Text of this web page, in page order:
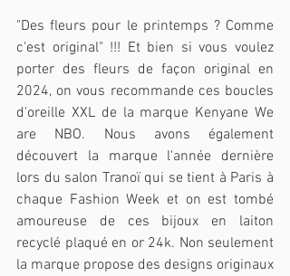
"Des fleurs pour le printemps ? Comme
c'est original" !!! Et bien si vous voulez
porter des fleurs de façon original en
2024, on vous recommande ces boucles
d'oreille XXL de la marque Kenyane We
are NBO. Nous avons également
découvert la marque l'année dernière
lors du salon Tranoï qui se tient à Paris à
chaque Fashion Week et on est tombé
amoureuse de ces bijoux en laiton
recyclé plaqué en or 24k. Non seulement
la marque propose des designs originaux